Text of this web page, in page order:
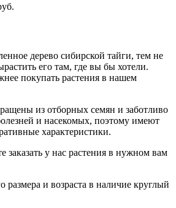
дерево сибирской тайги, тем не
его там, где вы бы хотели.
покупать растения в нашем
из отборных семян и заботливо
и насекомых, поэтому имеют
характеристики.
заказать у нас растения в нужном вам
размера и возраста в наличие круглый